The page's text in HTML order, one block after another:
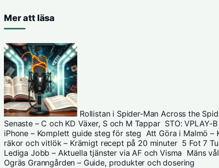
Mer att läsa
Rollistan i Spider-Man Across the
Senaste – C och KD Växer, S och M Tappar STO: VPLAY-
iPhone – Komplett guide steg för steg Att Göra i Malmö –
räkor och vitlök – Krämigt recept på 20 minuter 5 Fot 7
Lediga Jobb – Aktuella tjänster via AF och Visma Mäns
Ogräs Granngården – Guide, produkter och dosering